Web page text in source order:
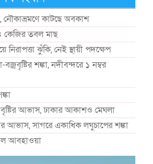
নৌকাভ্রমণে কাটছে অবকাশ
কেজির তবল মাছ
নিরাপত্তা ঝুঁকি, নেই স্থায়ী পদক্ষেপ
শঙ্কা, নদীবন্দরে ১ নম্বর
আভাস, ঢাকার আকাশও মেঘলা
আভাস, সাগরে একাধিক লঘুচাপের শঙ্কা
আবহাওয়া
প্রতিরক্ষা জোটে বাংলাদেশ